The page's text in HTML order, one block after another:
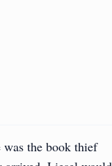
was the book thief